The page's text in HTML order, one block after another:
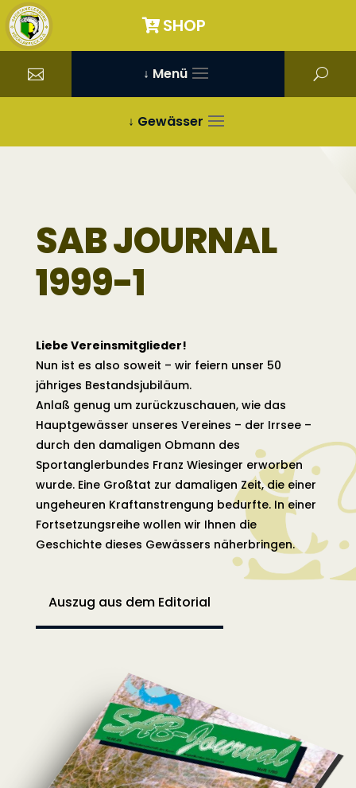
SHOP
↓ Menü
↓ Gewässer
SAB JOURNAL
1999-1
Liebe Vereinsmitglieder!
Nun ist es also soweit – wir feiern unser 50
jähriges Bestandsjubiläum.
Anlaß genug um zurückzuschauen, wie das
Hauptgewässer unseres Vereines – der Irrsee –
durch den damaligen Obmann des
Sportanglerbundes Franz Wiesinger erworben
wurde. Eine Großtat zur damaligen Zeit, die einer
ungeheuren Kraftanstrengung bedurfte. In einer
Fortsetzungsreihe wollen wir Ihnen die
Geschichte dieses Gewässers näherbringen.
Auszug aus dem Editorial